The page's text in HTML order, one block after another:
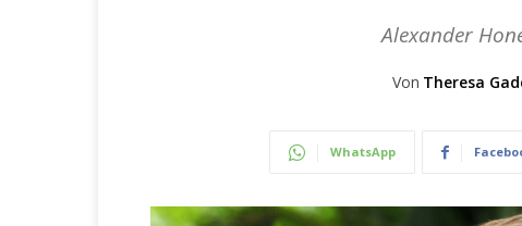
Alexander
Von Theresa
WhatsApp